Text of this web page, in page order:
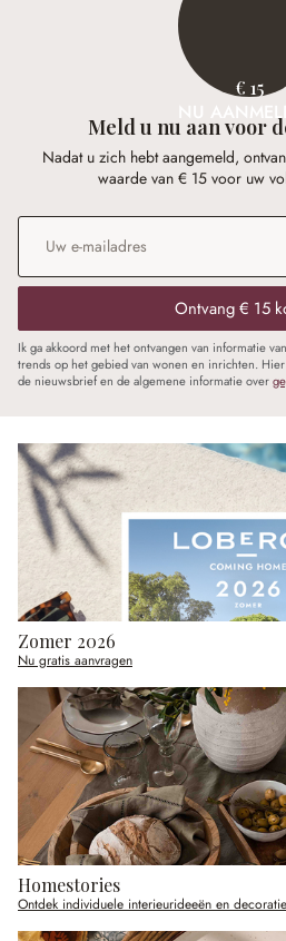
€ 15
NU
Meld u nu aan voor
Nadat u zich hebt aangemeld,
waarde van € 15 voor uw
E-mailadres
Ontvang € 15
Ik ga akkoord met het ontvangen van informatie
trends op het gebied van wonen en inrichten.
de nieuwsbrief en de algemene informatie over
Zomer 2026
Nu gratis aanvragen
Homestories
Ontdek individuele interieurideeën en